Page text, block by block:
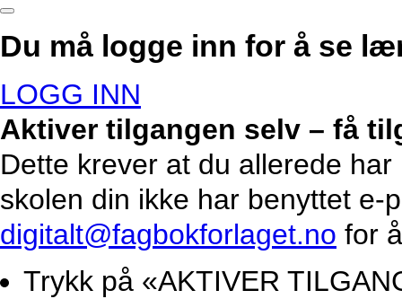
Du må logge inn for å se
LOGG INN
Aktiver tilgangen selv – få
Dette krever at du allerede
skolen din ikke har benyttet e-
digitalt@fagbokforlaget.no for
Trykk på «AKTIVER